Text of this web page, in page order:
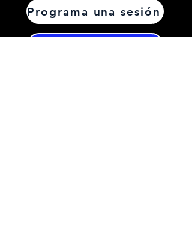
Programa una sesión